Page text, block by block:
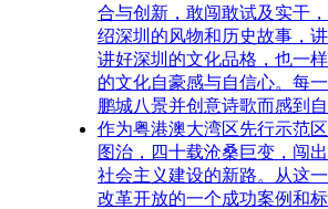
合与创新，敢闯敢试及实干
绍深圳的风物和历史故事，
讲好深圳的文化品格，也一
的文化自豪感与自信心。每
鹏城八景并创意诗歌而感到自
作为粤港澳大湾区先行示范
图治，四十载沧桑巨变，闯
社会主义建设的新路。从这
改革开放的一个成功案例和